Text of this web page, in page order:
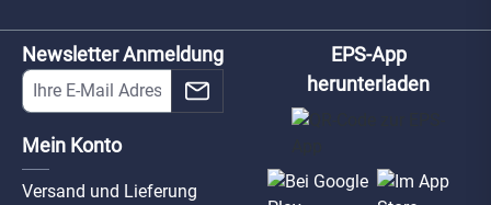
Newsletter Anmeldung
Mein Konto
Versand und Lieferung
EPS-App
herunterladen